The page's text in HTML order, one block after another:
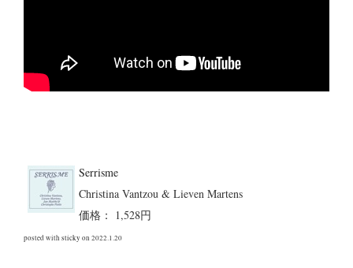
Serrisme
Christina Vantzou & Lieven Martens
価格： 1,528円
posted with sticky on 2022.1.20